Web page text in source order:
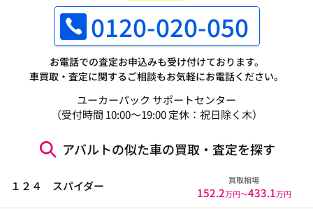
0120-020-050
お電話での査定お申込みも受け付けております。
車買取・査定に関するご相談もお気軽にお電話ください。
ユーカーパック サポートセンター
（受付時間 10:00～19:00 定休：祝日除く木）
アバルトの似た車の買取・査定を探す
１２４ スパイダー 買取相場
152.2万円〜433.1万円